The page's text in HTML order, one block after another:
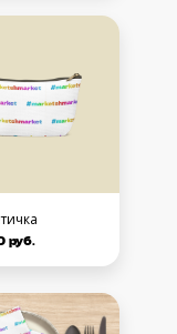
руб.